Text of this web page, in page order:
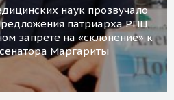
наук прозвучало
патриарха РПЦ
запрете на «склонение» к
Маргариты